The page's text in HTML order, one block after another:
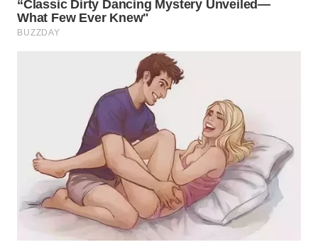
WN
DEPOK
WN
PADANG
LAWAS